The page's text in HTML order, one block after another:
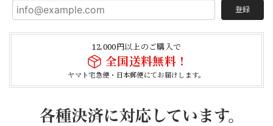
登録
12,000円以上のご購入で
全国送料無料！
ヤマト宅急便・日本郵便にてお届けします。
【Cooperstown Ball Cap】Made in USA Baseball Cap "1938 HOLLYWOOD STARS" 新品 クーパーズタウンボールキャップ ハリウッドスターズ 6パネル
NAVY
2026/04/21
⑥サイズ
2026/04/17